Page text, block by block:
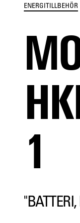
ENERGITILLBEHÖR
1